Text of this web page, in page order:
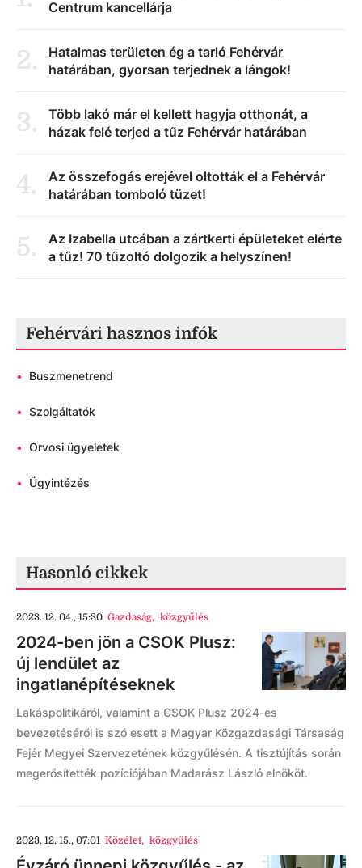
Centrum kancellárja
2.
Hatalmas területen ég a tarló Fehérvár
határában, gyorsan terjednek a lángok!
3.
Több lakó már el kellett hagyja otthonát, a
házak felé terjed a tűz Fehérvár határában
4.
Az összefogás erejével oltották el a Fehérvár
határában tomboló tüzet!
5.
Az Izabella utcában a zártkerti épületeket elérte
a tűz! 70 tűzoltó dolgozik a helyszínen!
Fehérvári hasznos infók
• Buszmenetrend
• Szolgáltatók
• Orvosi ügyeletek
• Ügyintézés
Hasonló cikkek
2023. 12. 04., 15:30 Gazdaság, közgyűlés
2024-ben jön a CSOK Plusz:
új lendület az
ingatlanépítéseknek
Lakáspolitikáról, valamint a CSOK Plusz 2024-es
bevezetéséről is szó esett a Magyar Közgazdasági Társaság
Fejér Megyei Szervezetének közgyűlésén. A tisztújítás során
megerősítették pozíciójában Madarász László elnököt.
2023. 12. 15., 07:01 Közélet, közgyűlés